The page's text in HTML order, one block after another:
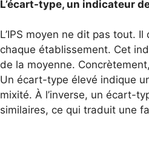
L’écart-type, un indicateur
L’IPS moyen ne dit pas tout.
chaque établissement. Cet
de la moyenne.
Un écart-type élevé indique
mixité. À l’inverse, un écart-
similaires, ce qui traduit une